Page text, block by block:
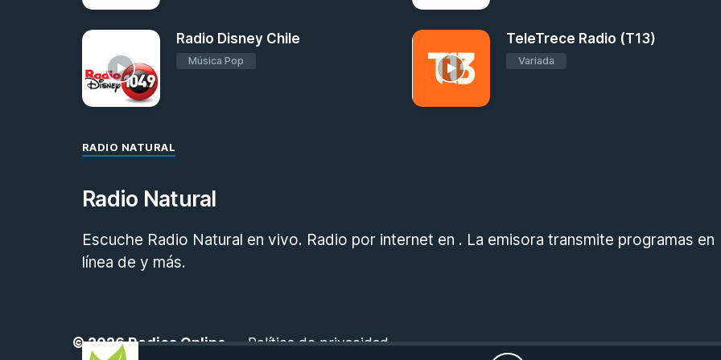
Radio Disney Chile
Música Pop
TeleTrece Radio (T13)
Variada
RADIO NATURAL
Radio Natural
Escuche Radio Natural en vivo. Radio por internet en . La emisora transmite programas en
línea de y más.
© 2026Radios Online -Política de privacidad